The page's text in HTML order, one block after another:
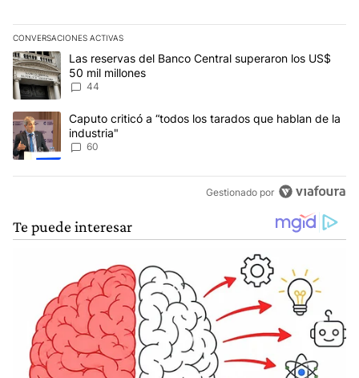
CONVERSACIONES ACTIVAS
Este listado muestra los artículos con más comentarios en los
Un artículo de tendencia con el título "Las reservas del Banco
Las reservas del Banco Central superaron los US$
50 mil millones
44
Un artículo de tendencia con el título "Caputo criticó a “todos
Caputo criticó a “todos los tarados que hablan de la
industria"
60
Gestionado por